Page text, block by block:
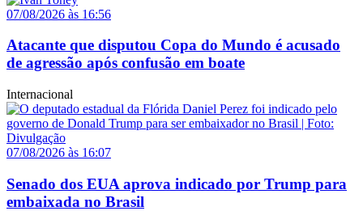
07/08/2026 às 16:56
Atacante que disputou Copa do Mundo é acusado
de agressão após confusão em boate
Internacional
07/08/2026 às 16:07
Senado dos EUA aprova indicado por Trump para
embaixada no Brasil